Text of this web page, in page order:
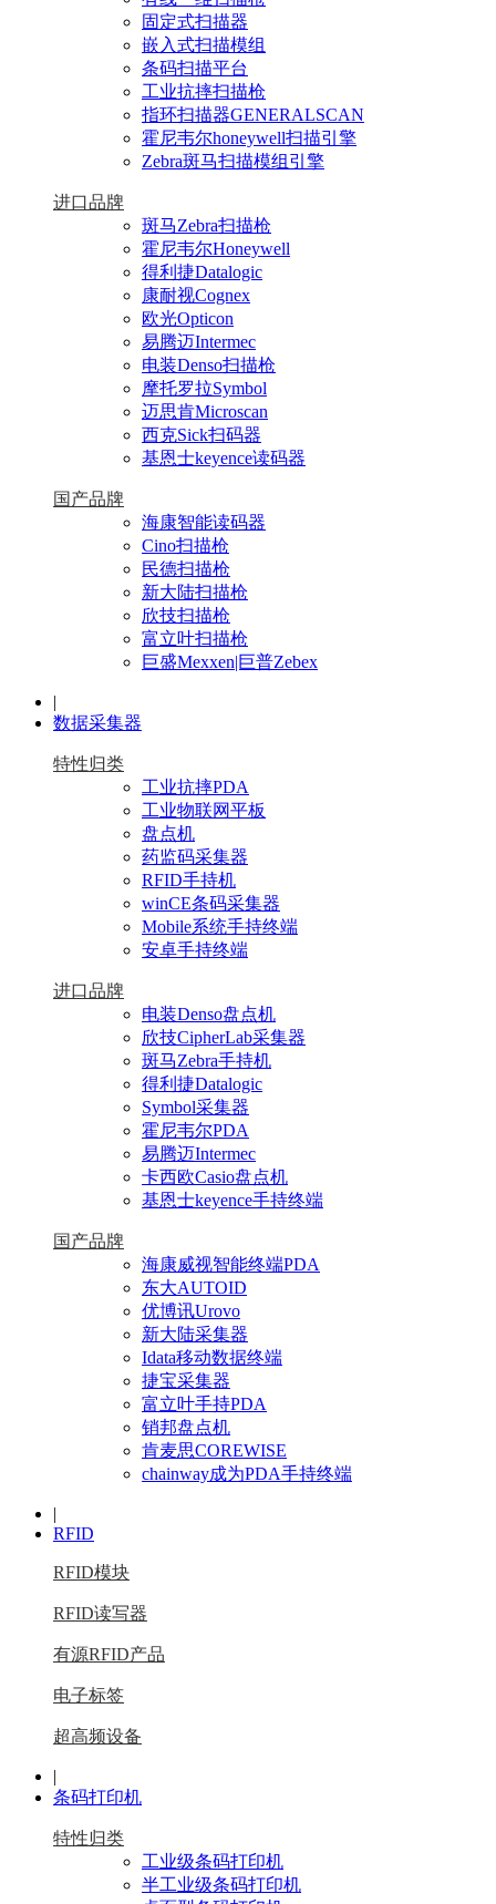
固定式扫描器
嵌入式扫描模组
条码扫描平台
工业抗摔扫描枪
指环扫描器GENERALSCAN
霍尼韦尔honeywell扫描引擎
Zebra斑马扫描模组引擎
进口品牌
斑马Zebra扫描枪
霍尼韦尔Honeywell
得利捷Datalogic
康耐视Cognex
欧光Opticon
易腾迈Intermec
电装Denso扫描枪
摩托罗拉Symbol
迈思肯Microscan
西克Sick扫码器
基恩士keyence读码器
国产品牌
海康智能读码器
Cino扫描枪
民德扫描枪
新大陆扫描枪
欣技扫描枪
富立叶扫描枪
巨盛Mexxen|巨普Zebex
|
数据采集器
特性归类
工业抗摔PDA
工业物联网平板
盘点机
药监码采集器
RFID手持机
winCE条码采集器
Mobile系统手持终端
安卓手持终端
进口品牌
电装Denso盘点机
欣技CipherLab采集器
斑马Zebra手持机
得利捷Datalogic
Symbol采集器
霍尼韦尔PDA
易腾迈Intermec
卡西欧Casio盘点机
基恩士keyence手持终端
国产品牌
海康威视智能终端PDA
东大AUTOID
优博讯Urovo
新大陆采集器
Idata移动数据终端
捷宝采集器
富立叶手持PDA
销邦盘点机
肯麦思COREWISE
chainway成为PDA手持终端
|
RFID
RFID模块
RFID读写器
有源RFID产品
电子标签
超高频设备
|
条码打印机
特性归类
工业级条码打印机
半工业级条码打印机